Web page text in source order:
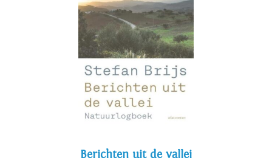
Berichten uit de vallei